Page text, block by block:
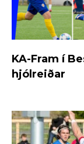
KA-Fram í
hjólreiðar